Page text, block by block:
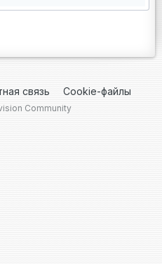
связь Cookie-файлы
Community